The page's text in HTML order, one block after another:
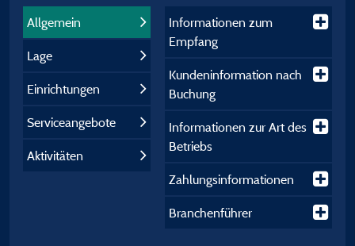
Allgemein
Lage
Einrichtungen
Serviceangebote
Aktivitäten
Informationen zum
Empfang
Kundeninformation nach
Buchung
Informationen zur Art des
Betriebs
Zahlungsinformationen
Branchenführer